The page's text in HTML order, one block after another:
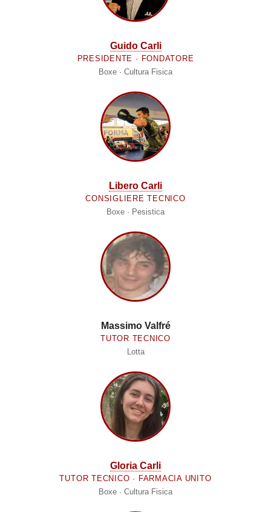
Guido Carli
PRESIDENTE · FONDATORE
Boxe · Cultura Fisica
Libero Carli
CONSIGLIERE TECNICO
Boxe · Pesistica
Massimo Valfré
TUTOR TECNICO
Lotta
Gloria Carli
TUTOR TECNICO · FARMACIA UNITO
Boxe · Cultura Fisica